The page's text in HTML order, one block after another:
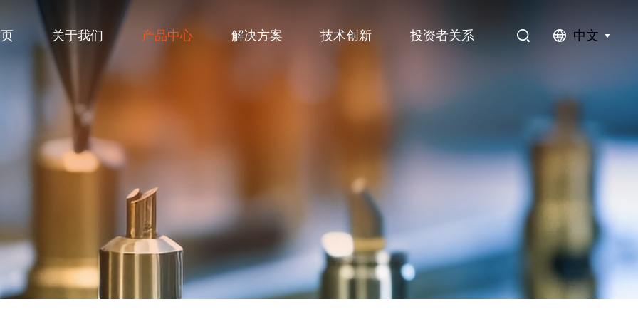
关于我们 产品中心 解决方案 技术创新 投资者关系 中文